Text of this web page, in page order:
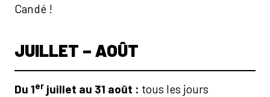
Candé !
JUILLET – AOÛT
Du 1er juillet au 31 août : tous les jours